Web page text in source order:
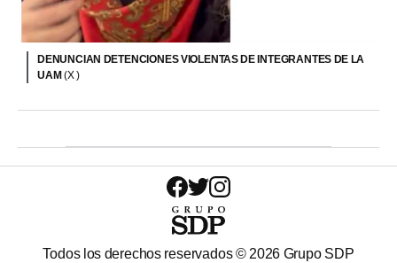
DENUNCIAN DETENCIONES VIOLENTAS DE INTEGRANTES DE LA
UAM(X )
Todos los derechos reservados © 2026 Grupo SDP